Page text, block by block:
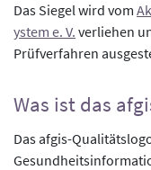
Das Siegel wird vom
ystem e. V. verliehen
Prüfverfahren
Was ist das
Das afgis-